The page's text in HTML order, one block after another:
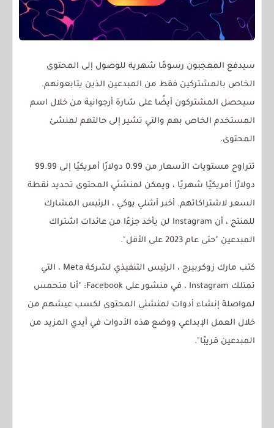
سيدفع المعجبون رسومًا شهرية للوصول إلى المحتوى
الخاص بالمشتركين فقط من المبدعين الذين يتابعونهم.
سيحصل المشتركون أيضًا على شارة أرجوانية من خلال اسم
المستخدم الخاص بهم والتي تشير إلى حالتهم لمنشئ
المحتوى.
تتراوح مستويات الأسعار من 0.99 دولارًا أمريكيًا إلى 99.99
دولارًا أمريكيًا شهريًا ، ويمكن لمنشئي المحتوى تحديد نقطة
السعر لاشتراكاتهم. أخبر آشلي يوكي ، الرئيس المشارك
للمنتج ، أن Instagram لن يأخذ جزءًا من عائدات اشتراك
المبدعين "حتى عام 2023 على الأقل".
كتب مارك زوكربيرج ، الرئيس التنفيذي لشركة Meta ، التي
تمتلك Instagram ، في منشور على Facebook: "أنا متحمس
لمواصلة إنشاء أدوات لمنشئي المحتوى لكسب عيشهم من
خلال العمل الإبداعي ووضع هذه الأدوات في أيدي المزيد من
المبدعين قريبًا".